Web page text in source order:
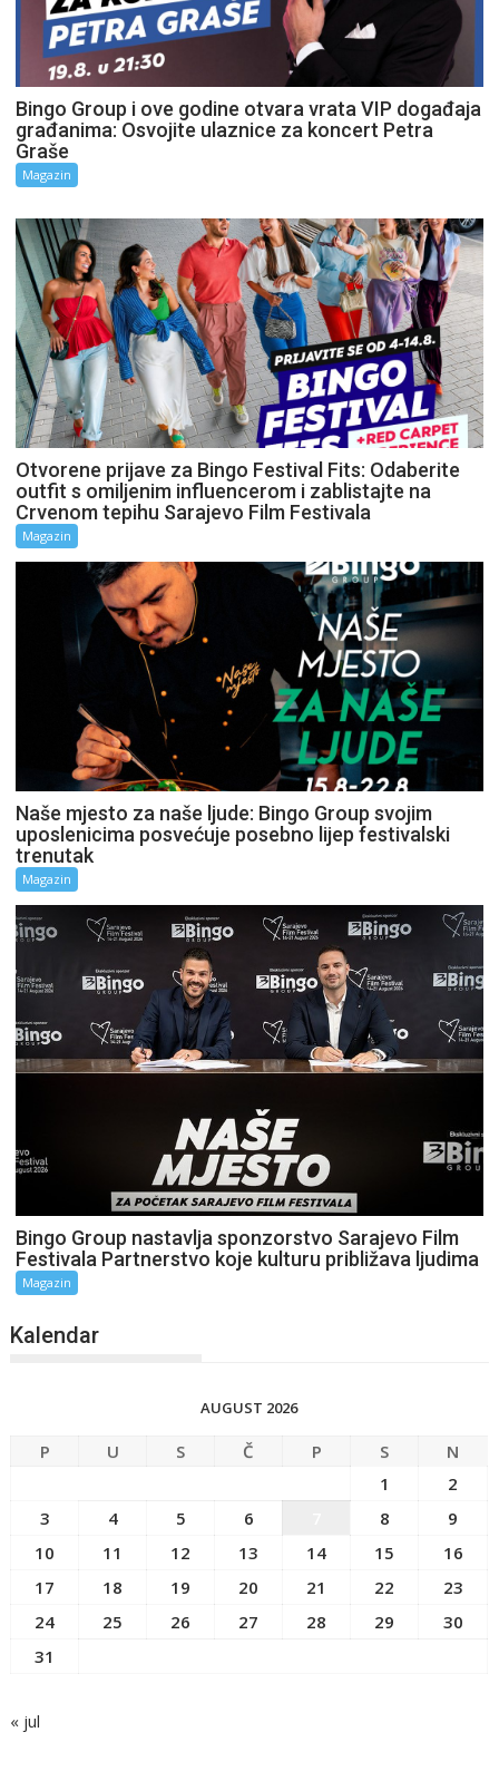
Bingo Group i ove godine otvara vrata VIP događaja
građanima: Osvojite ulaznice za koncert Petra
Graše
Magazin
Otvorene prijave za Bingo Festival Fits: Odaberite
outfit s omiljenim influencerom i zablistajte na
Crvenom tepihu Sarajevo Film Festivala
Magazin
Naše mjesto za naše ljude: Bingo Group svojim
uposlenicima posvećuje posebno lijep festivalski
trenutak
Magazin
Bingo Group nastavlja sponzorstvo Sarajevo Film
Festivala Partnerstvo koje kulturu približava ljudima
Magazin
Kalendar
AUGUST 2026
P U S Č P S
N
1
2
3
4 5 6 8
9
10
11 12 13 14 15
16
17
18 19 20 21 22
23
24
25 26 27 28 29
30
31
« jul